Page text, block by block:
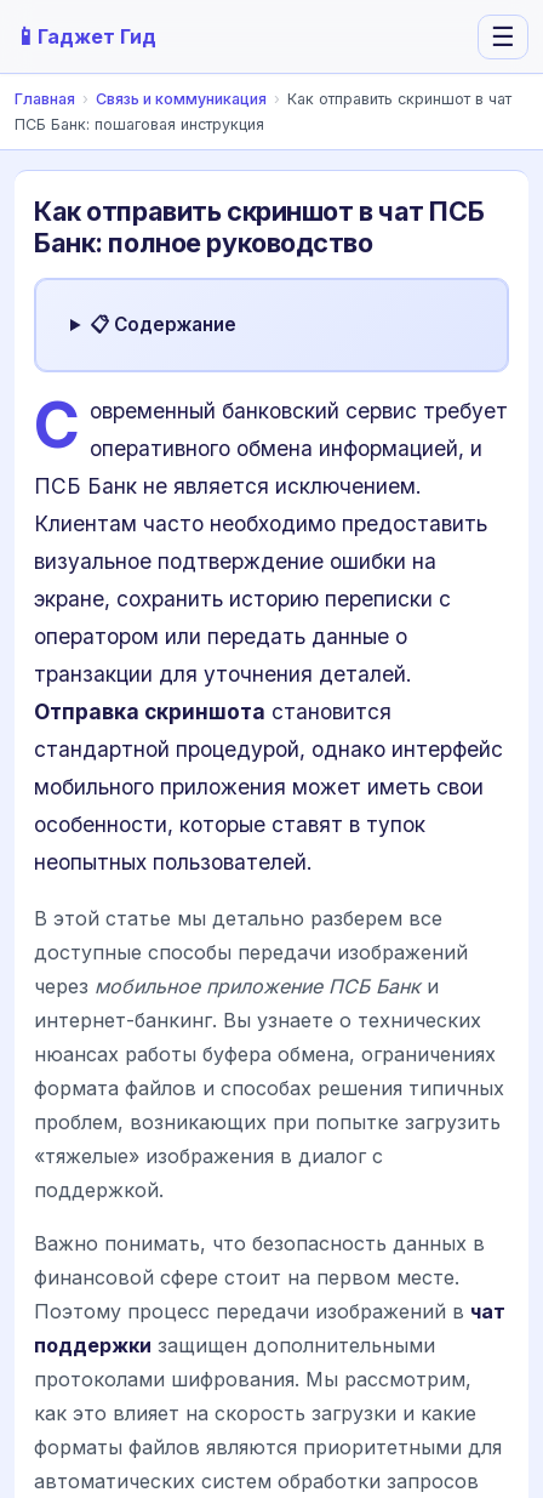
📱 Гаджет Гид ☰
Главная › Связь и коммуникация › Как отправить скриншот в чат
ПСБ Банк: пошаговая инструкция
Как отправить скриншот в чат ПСБ
Банк: полное руководство
📋 Содержание
С овременный банковский сервис требует
оперативного обмена информацией, и
ПСБ Банк не является исключением.
Клиентам часто необходимо предоставить
визуальное подтверждение ошибки на
экране, сохранить историю переписки с
оператором или передать данные о
транзакции для уточнения деталей.
Отправка скриншота становится
стандартной процедурой, однако интерфейс
мобильного приложения может иметь свои
особенности, которые ставят в тупок
неопытных пользователей.
В этой статье мы детально разберем все
доступные способы передачи изображений
через мобильное приложение ПСБ Банки
интернет-банкинг. Вы узнаете о технических
нюансах работы буфера обмена, ограничениях
формата файлов и способах решения типичных
проблем, возникающих при попытке загрузить
«тяжелые» изображения в диалог с
поддержкой.
Важно понимать, что безопасность данных в
финансовой сфере стоит на первом месте.
Поэтому процесс передачи изображений в чат
поддержки защищен дополнительными
протоколами шифрования. Мы рассмотрим,
как это влияет на скорость загрузки и какие
форматы файлов являются приоритетными для
автоматических систем обработки запросов